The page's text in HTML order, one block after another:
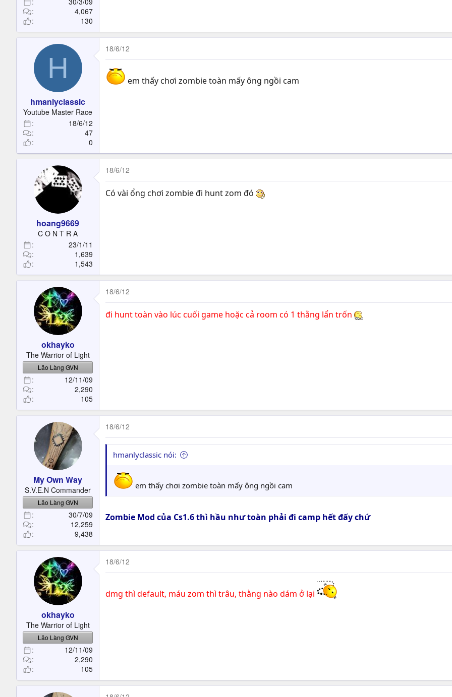
4,067
130
H
hmanlyclassic
Youtube Master Race
18/6/12
47
0
18/6/12
em thấy chơi zombie toàn mấy ông ngồi cam
hoang9669
C O N T R A
23/1/11
1,639
1,543
18/6/12
Có vài ổng chơi zombie đi hunt zom đó
okhayko
The Warrior of Light
Lão Làng GVN
12/11/09
2,290
105
18/6/12
đi hunt toàn vào lúc cuối game hoặc cả room có 1 thằng lẩn trốn
My Own Way
S.V.E.N Commander
Lão Làng GVN
30/7/09
12,259
9,438
18/6/12
hmanlyclassic nói:
em thấy chơi zombie toàn mấy ông ngồi cam
Zombie Mod của Cs1.6 thì hầu như toàn phải đi camp hết đấy chứ
okhayko
The Warrior of Light
Lão Làng GVN
12/11/09
2,290
105
18/6/12
dmg thì default, máu zom thì trâu, thằng nào dám ở lại